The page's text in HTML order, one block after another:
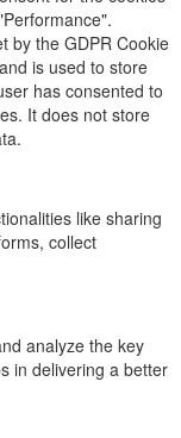
by the GDPR Cookie
is used to store
has consented to
It does not store
like sharing
collect
analyze the key
in delivering a better